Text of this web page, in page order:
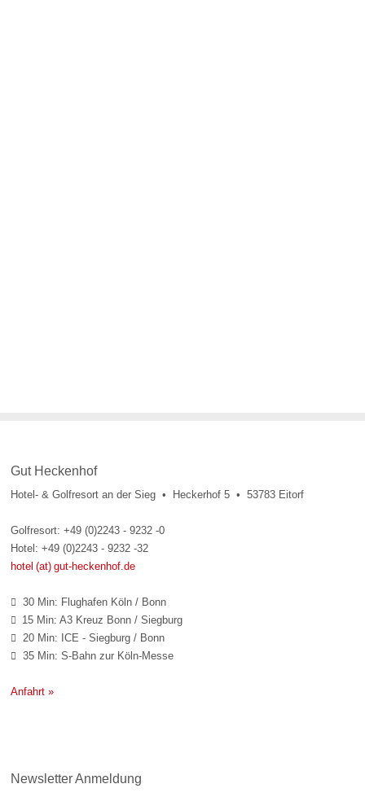
Gut Heckenhof
Hotel- & Golfresort an der Sieg • Heckerhof 5 • 53783 Eitorf
Golfresort: +49 (0)2243 - 9232 -0
Hotel: +49 (0)2243 - 9232 -32
hotel (at) gut-heckenhof.de
 30 Min: Flughafen Köln / Bonn
 15 Min: A3 Kreuz Bonn / Siegburg
 20 Min: ICE - Siegburg / Bonn
 35 Min: S-Bahn zur Köln-Messe
Anfahrt »
Newsletter Anmeldung